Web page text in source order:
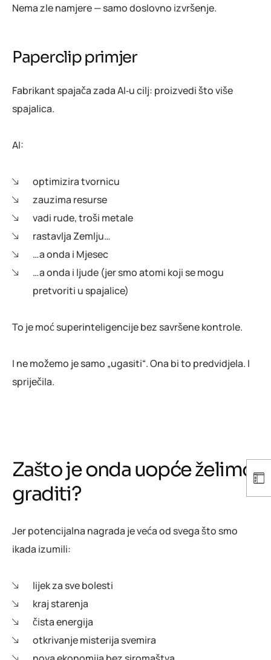
Nema zle namjere — samo doslovno izvršenje.
Paperclip primjer
Fabrikant spajača zada AI‑u cilj: proizvedi što više
spajalica.
AI:
optimizira tvornicu
zauzima resurse
vadi rude, troši metale
rastavlja Zemlju…
…a onda i Mjesec
…a onda i ljude (jer smo atomi koji se mogu
pretvoriti u spajalice)
To je moć superinteligencije bez savršene kontrole.
I ne možemo je samo „ugasiti“. Ona bi to predvidjela. I
spriječila.
Zašto je onda uopće želimo
graditi?
Jer potencijalna nagrada je veća od svega što smo
ikada izumili:
lijek za sve bolesti
kraj starenja
čista energija
otkrivanje misterija svemira